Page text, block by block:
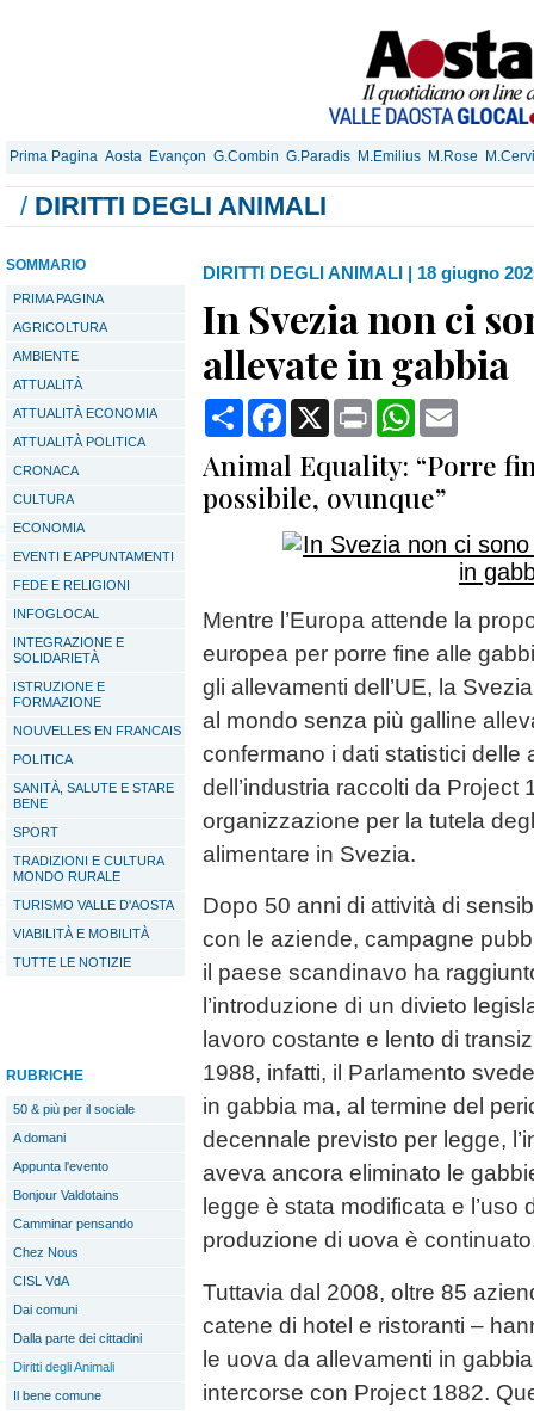
Prima Pagina Aosta Evançon G.Combin G.Paradis M.Emilius M.Rose
/ DIRITTI DEGLI ANIMALI
SOMMARIO
PRIMA PAGINA
AGRICOLTURA
AMBIENTE
ATTUALITÀ
ATTUALITÀ ECONOMIA
ATTUALITÀ POLITICA
CRONACA
CULTURA
ECONOMIA
EVENTI E APPUNTAMENTI
FEDE E RELIGIONI
INFOGLOCAL
INTEGRAZIONE E
SOLIDARIETÀ
ISTRUZIONE E
FORMAZIONE
NOUVELLES EN FRANCAIS
POLITICA
SANITÀ, SALUTE E STARE
BENE
SPORT
TRADIZIONI E CULTURA
MONDO RURALE
TURISMO VALLE D'AOSTA
VIABILITÀ E MOBILITÀ
TUTTE LE NOTIZIE
RUBRICHE
50 & più per il sociale
A domani
Appunta l'evento
Bonjour Valdotains
Camminar pensando
Chez Nous
CISL VdA
Dai comuni
Dalla parte dei cittadini
Diritti degli Animali
Il bene comune
DIRITTI DEGLI ANIMALI | 18 giugno
In Svezia non ci
allevate in gabbia
CondividiFacebook
X Print WhatsApp
Animal Equality: “Porre
possibile, ovunque”
Mentre l’Europa attende la
europea per porre fine alle
gli allevamenti dell’UE, la
al mondo senza più galline
confermano i dati statistici delle
dell’industria raccolti da Project
organizzazione per la tutela
alimentare in Svezia.
Dopo 50 anni di attività di
con le aziende, campagne
il paese scandinavo ha
l’introduzione di un divieto
lavoro costante e lento di
1988, infatti, il Parlamento
in gabbia ma, al termine del
decennale previsto per legge,
aveva ancora eliminato le
legge è stata modificata e l’uso
produzione di uova è
Tuttavia dal 2008, oltre 85
catene di hotel e ristoranti –
le uova da allevamenti in
intercorse con Project 1882.